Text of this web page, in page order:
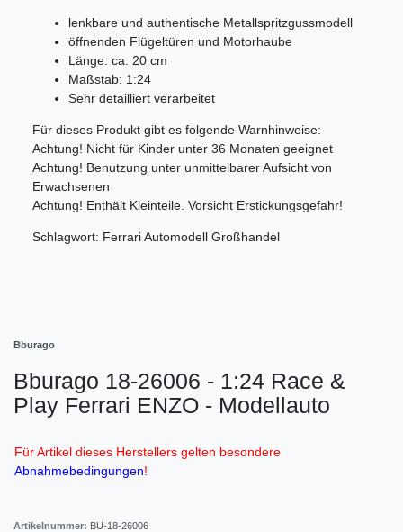
lenkbare und authentische Metallspritzgussmodell
öffnenden Flügeltüren und Motorhaube
Länge: ca. 20 cm
Maßstab: 1:24
Sehr detailliert verarbeitet
Für dieses Produkt gibt es folgende Warnhinweise:
Achtung! Nicht für Kinder unter 36 Monaten geeignet
Achtung! Benutzung unter unmittelbarer Aufsicht von
Erwachsenen
Achtung! Enthält Kleinteile. Vorsicht Erstickungsgefahr!
Schlagwort: Ferrari Automodell Großhandel
Bburago
Bburago 18-26006 - 1:24 Race &
Play Ferrari ENZO - Modellauto
Für Artikel dieses Herstellers gelten besondere
Abnahmebedingungen!
Artikelnummer: BU-18-26006